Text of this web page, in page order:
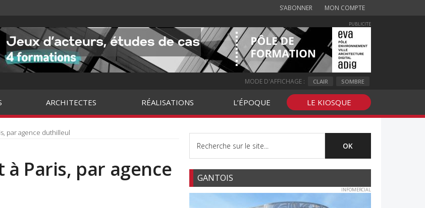
S’ABONNER MON COMPTE
PUBLICITE
MODE D'AFFICHAGE : CLAIR SOMBRE
ARCHITECTES RÉALISATIONS L’ÉPOQUE LE KIOSQUE
par agence duthilleul
à Paris, par agence GANTOIS
INFOMERCIAL